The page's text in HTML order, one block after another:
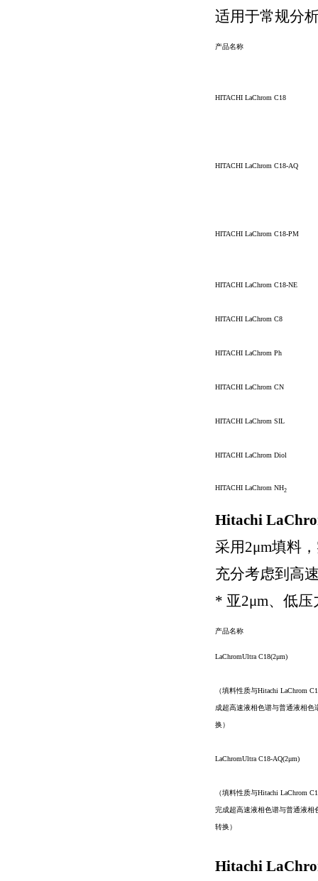
适用于常规分
产品名称
HITACHI LaChrom C18
HITACHI LaChrom C18-AQ
HITACHI LaChrom C18-PM
HITACHI LaChrom C18-NE
HITACHI LaChrom C8
HITACHI LaChrom Ph
HITACHI LaChrom CN
HITACHI LaChrom SIL
HITACHI LaChrom Diol
HITACHI LaChrom NH2
Hitachi
采用2μm填料
充分考虑到高
* 亚2μm、低
产品名称
LaChromUltra C18(2μm)
（填料性质与Hitachi LaChrom
成超高速液相色谱与普通液相色
换）
LaChromUltra C18-AQ(2μm)
（填料性质与Hitachi LaChrom
完成超高速液相色谱与普通液相
转换）
Hitachi